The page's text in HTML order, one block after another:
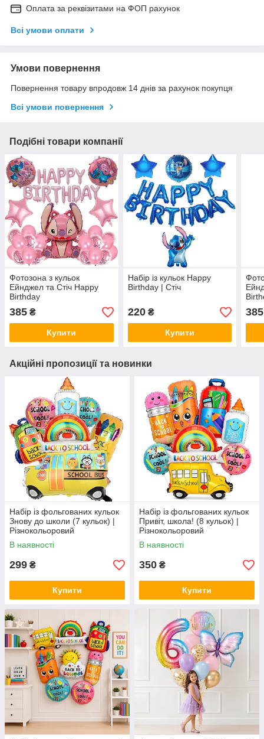
Оплата за реквізитами на ФОП рахунок
Всі умови оплати
Умови повернення
Повернення товару впродовж 14 днів за рахунок покупця
Всі умови повернення
Подібні товари компанії
Фотозона з кульок
Ейнджел та Стіч Happy
Birthday
385 ₴
Купити
Набір із кульок Happy
Birthday | Стіч
220₴
Купити
385
Акційні пропозиції та новинки
Набір із фольгованих кульок
Знову до школи (7 кульок) |
Різнокольоровий
В наявності
299 ₴
Купити
Набір із фольгованих кульок
Привіт, школа! (8 кульок) |
Різнокольоровий
В наявності
350 ₴
Купити